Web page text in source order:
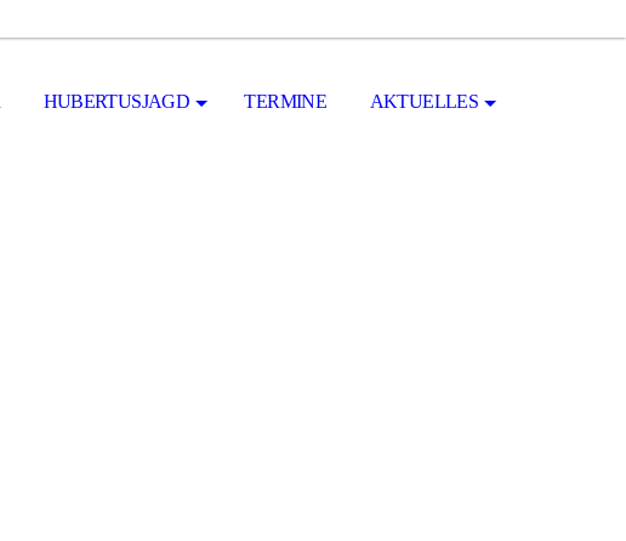
HUBERTUSJAGD TERMINE AKTUELLES